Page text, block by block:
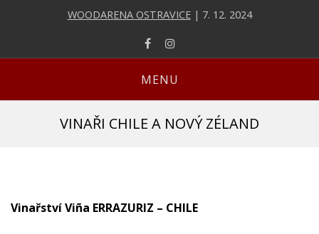
WOODARENA OSTRAVICE| 7. 12. 2024
MENU
VINAŘI CHILE A NOVÝ ZÉLAND
Vinařství Viña ERRAZURIZ – CHILE